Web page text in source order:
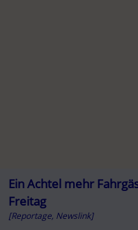
Ein Achtel mehr
Freitag
[Reportage, Newslink]